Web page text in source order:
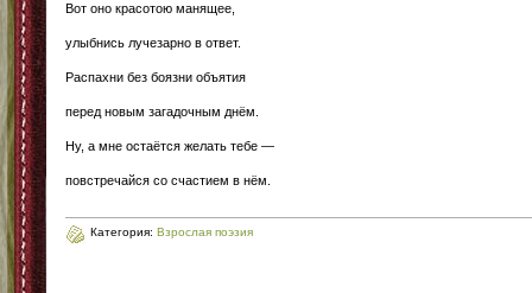
Вот оно красотою манящее,
улыбнись лучезарно в ответ.
Распахни без боязни объятия
перед новым загадочным днём.
Ну, а мне остаётся желать тебе —
повстречайся со счастием в нём.
Категория: Взрослая поэзия